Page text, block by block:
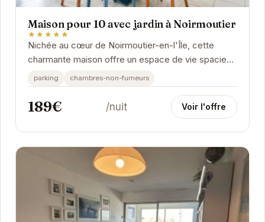
Maison pour 10 avec jardin à Noirmoutier
★★★★★
Nichée au cœur de Noirmoutier-en-l'Île, cette
charmante maison offre un espace de vie spacieux
et confortable pour des vacances inoubliables.
Son...
parking chambres-non-fumeurs
189€ /nuit Voir l'offre